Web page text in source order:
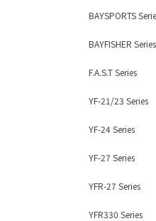
BAYSPORTS
BAYFISHER Series
F.A.S.T Series
YF-21/23 Series
YF-24 Series
YF-27 Series
YFR-27 Series
YFR330 Series